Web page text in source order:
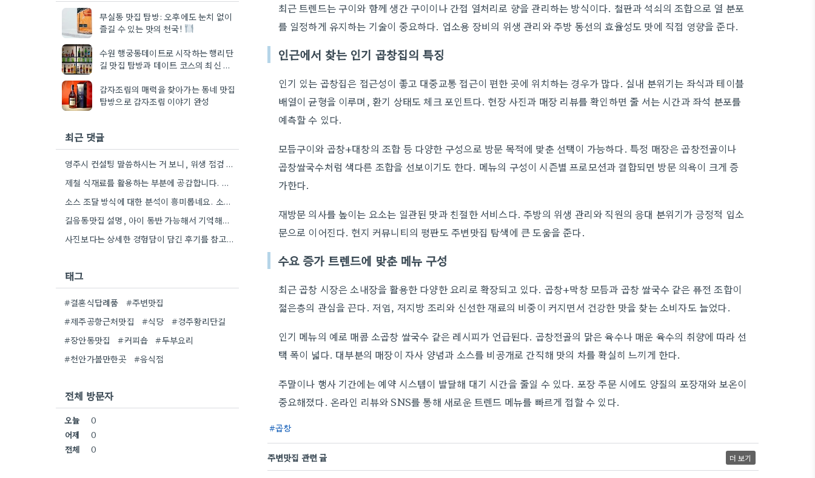
최근 트렌드는 구이와 함께 생간 구이이나 간접 열처리로 향을 관리하는 방식이다. 철판과 석쇠의 조합으로 열 분포
를 일정하게 유지하는 기술이 중요하다. 업소용 장비의 위생 관리와 주방 동선의 효율성도 맛에 직접 영향을 준다.
인근에서 찾는 인기 곱창집의 특징
인기 있는 곱창집은 접근성이 좋고 대중교통 접근이 편한 곳에 위치하는 경우가 많다. 실내 분위기는 좌식과 테이블
배열이 균형을 이루며, 환기 상태도 체크 포인트다. 현장 사진과 매장 리뷰를 확인하면 줄 서는 시간과 좌석 분포를
예측할 수 있다.
모듬구이와 곱창+대창의 조합 등 다양한 구성으로 방문 목적에 맞춘 선택이 가능하다. 특정 매장은 곱창전골이나
곱창쌀국수처럼 색다른 조합을 선보이기도 한다. 메뉴의 구성이 시즌별 프로모션과 결합되면 방문 의욕이 크게 증
가한다.
재방문 의사를 높이는 요소는 일관된 맛과 친절한 서비스다. 주방의 위생 관리와 직원의 응대 분위기가 긍정적 입소
문으로 이어진다. 현지 커뮤니티의 평판도 주변맛집 탐색에 큰 도움을 준다.
수요 증가 트렌드에 맞춘 메뉴 구성
최근 곱창 시장은 소내장을 활용한 다양한 요리로 확장되고 있다. 곱창+막창 모듬과 곱창 쌀국수 같은 퓨전 조합이
젊은층의 관심을 끈다. 저염, 저지방 조리와 신선한 재료의 비중이 커지면서 건강한 맛을 찾는 소비자도 늘었다.
인기 메뉴의 예로 매콤 소곱창 쌀국수 같은 레시피가 언급된다. 곱창전골의 맑은 육수나 매운 육수의 취향에 따라 선
택 폭이 넓다. 대부분의 매장이 자사 양념과 소스를 비공개로 간직해 맛의 차를 확실히 느끼게 한다.
주말이나 행사 기간에는 예약 시스템이 발달해 대기 시간을 줄일 수 있다. 포장 주문 시에도 양질의 포장재와 보온이
중요해졌다. 온라인 리뷰와 SNS를 통해 새로운 트렌드 메뉴를 빠르게 접할 수 있다.
곱창
주변맛집 관련 글 더 보기
무실동 맛집 탐방: 오후에도 눈치 없이
즐길 수 있는 맛의 천국!
수원 행궁동데이트로 시작하는 행리단
길 맛집 탐방과 데이트 코스의 최신 트
감자조림의 매력을 찾아가는 동네 맛집
탐방으로 감자조림 이야기 완성
최근 댓글
영주시 컨설팅 말씀하시는 거 보니, 위생 점검 준비를 훨씬 더 체계적으로 할 수 있겠네요.
제철 식재료를 활용하는 부분에 공감합니다. 제가 살고 있는 지역 특성상 제철 반찬집에서 사용하는 채소들이 정말…
소스 조달 방식에 대한 분석이 흥미롭네요. 소스 품질이 맛에 큰 영향을 주니까, 브랜드 선택할 때…
길음동맛집 설명, 아이 동반 가능해서 기억해뒀어요. 덕분에 다음 방문할 때 훨씬 수월할 것 같아요.
사진보다는 상세한 경험담이 담긴 후기를 참고하는 게 정말 공감되네요. 특히 어떤 점이 좋았고 아쉬웠는지 구체적으로…
태그
#결혼식답례품
#주변맛집
#제주공항근처맛집
#식당
#경주황리단길
#장안동맛집
#커피숍
#두부요리
#천안가볼만한곳
#음식점
전체 방문자
오늘
0
어제
0
전체
0